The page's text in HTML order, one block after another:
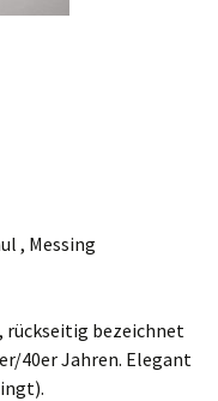
, Messing
rückseitig bezeichnet
40er Jahren. Elegant